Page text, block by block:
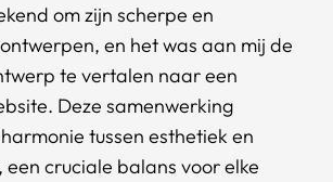
om zijn scherpe en
en het was aan mij de
te vertalen naar een
Deze samenwerking
tussen esthetiek en
cruciale balans voor elke